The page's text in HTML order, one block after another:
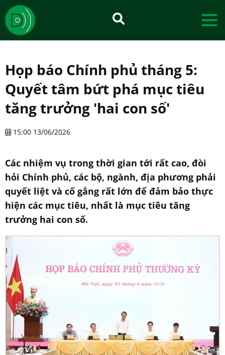
Họp báo Chính phủ tháng 5:
Quyết tâm bứt phá mục tiêu
tăng trưởng 'hai con số'
15:00 13/06/2026
Các nhiệm vụ trong thời gian tới rất cao, đòi
hỏi Chính phủ, các bộ, ngành, địa phương phải
quyết liệt và cố gắng rất lớn để đảm bảo thực
hiện các mục tiêu, nhất là mục tiêu tăng
trưởng hai con số.